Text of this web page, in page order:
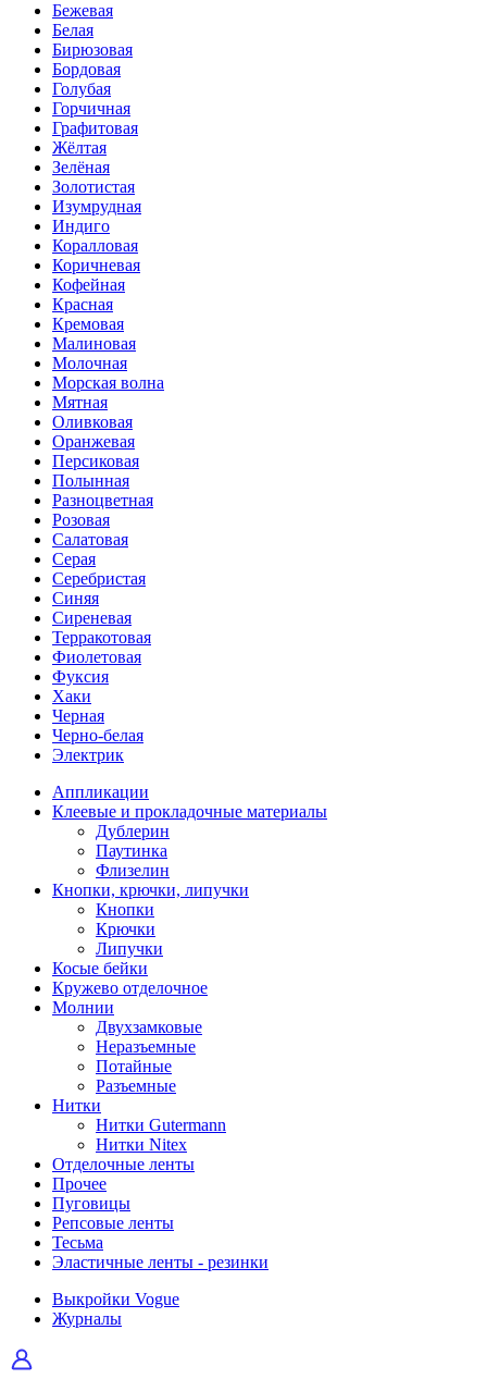
Бежевая
Белая
Бирюзовая
Бордовая
Голубая
Горчичная
Графитовая
Жёлтая
Зелёная
Золотистая
Изумрудная
Индиго
Коралловая
Коричневая
Кофейная
Красная
Кремовая
Малиновая
Молочная
Морская волна
Мятная
Оливковая
Оранжевая
Персиковая
Полынная
Разноцветная
Розовая
Салатовая
Серая
Серебристая
Синяя
Сиреневая
Терракотовая
Фиолетовая
Фуксия
Хаки
Черная
Черно-белая
Электрик
Аппликации
Клеевые и прокладочные материалы
Дублерин
Паутинка
Флизелин
Кнопки, крючки, липучки
Кнопки
Крючки
Липучки
Косые бейки
Кружево отделочное
Молнии
Двухзамковые
Неразъемные
Потайные
Разъемные
Нитки
Нитки Gutermann
Нитки Nitex
Отделочные ленты
Прочее
Пуговицы
Репсовые ленты
Тесьма
Эластичные ленты - резинки
Выкройки Vogue
Журналы